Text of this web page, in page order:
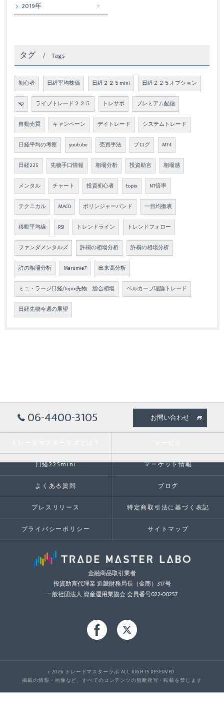
2019年
タグ Tags
初心者 日経平均株価 日経２２５mini 日経２２５オプション
SQ ライブトレード２２５ トレサポ プレミアム配信
自動売買 キャンペーン デイトレード システムトレード
日経平均の考察 youtube 売買手法 ブログ MT4
日経225 先物手口情報 相場分析 投資助言 相場感
メンタル チャート 投資初心者 topix NT倍率
テクニカル MACD ボリンジャーバンド 一目均衡表
移動平均線 RSI トレンドライン トレンドフォロー
ファンダメンタルズ 許桐の相場分析 許桐の相場分析
許の相場分析 Marumie7 出来高分析
ミニ・ラージ日経/Topix先物 総合相場 ベルカーブ理論トレード
日経先物今週の展望
06-4400-3105 お問い合わせ
日経225mini マーケット情報
よくある質問 ブログ
プレスリリース 特定商取引法に基づく表記
プライバシーポリシー サイトマップ
金融商品取引業者
投資助言代理業 近畿財務局長（金商）317号
一般社団法人 資産運用業協会 会員番号022-00257
c 2026 トレードマスターラボ ALL RIGHTS RESERVED.
掲載の情報・画像など、すべてのコンテンツの無断複写・転載を禁じます